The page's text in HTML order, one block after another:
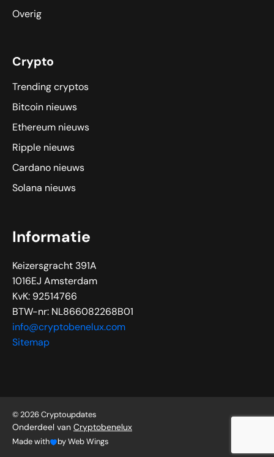
Overig
Crypto
Trending cryptos
Bitcoin nieuws
Ethereum nieuws
Ripple nieuws
Cardano nieuws
Solana nieuws
Informatie
Keizersgracht 391A
1016EJ Amsterdam
KvK: 92514766
BTW-nr: NL866082268B01
info@cryptobenelux.com
Sitemap
© 2026 Cryptoupdates
Onderdeel van Cryptobenelux
Made with by Web Wings